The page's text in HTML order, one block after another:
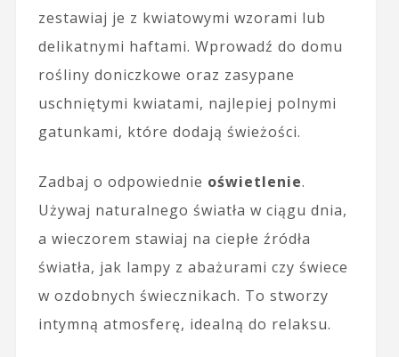
zestawiaj je z kwiatowymi wzorami lub
delikatnymi haftami. Wprowadź do domu
rośliny doniczkowe oraz zasypane
uschniętymi kwiatami, najlepiej polnymi
gatunkami, które dodają świeżości.
Zadbaj o odpowiednie oświetlenie.
Używaj naturalnego światła w ciągu dnia,
a wieczorem stawiaj na ciepłe źródła
światła, jak lampy z abażurami czy świece
w ozdobnych świecznikach. To stworzy
intymną atmosferę, idealną do relaksu.